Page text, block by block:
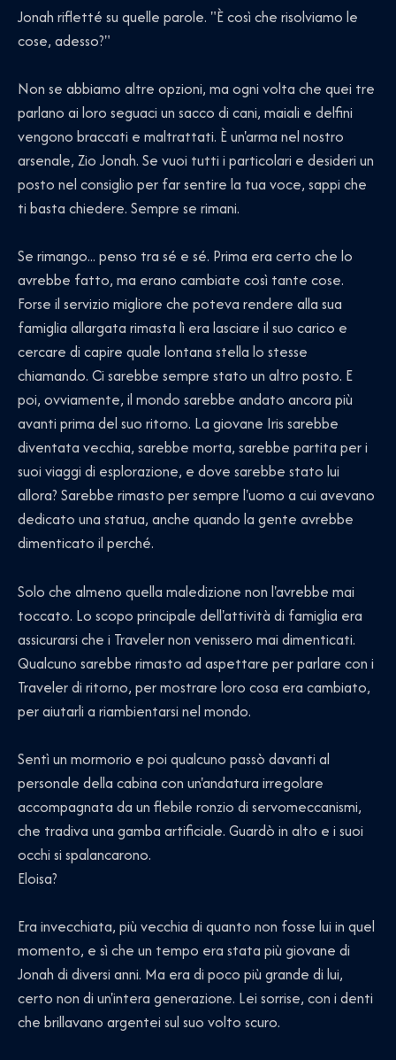
Jonah rifletté su quelle parole. "È così che risolviamo le
cose, adesso?"
Non se abbiamo altre opzioni, ma ogni volta che quei tre
parlano ai loro seguaci un sacco di cani, maiali e delfini
vengono braccati e maltrattati. È un'arma nel nostro
arsenale, Zio Jonah. Se vuoi tutti i particolari e desideri un
posto nel consiglio per far sentire la tua voce, sappi che
ti basta chiedere. Sempre se rimani.
Se rimango... penso tra sé e sé. Prima era certo che lo
avrebbe fatto, ma erano cambiate così tante cose.
Forse il servizio migliore che poteva rendere alla sua
famiglia allargata rimasta lì era lasciare il suo carico e
cercare di capire quale lontana stella lo stesse
chiamando. Ci sarebbe sempre stato un altro posto. E
poi, ovviamente, il mondo sarebbe andato ancora più
avanti prima del suo ritorno. La giovane Iris sarebbe
diventata vecchia, sarebbe morta, sarebbe partita per i
suoi viaggi di esplorazione, e dove sarebbe stato lui
allora? Sarebbe rimasto per sempre l'uomo a cui avevano
dedicato una statua, anche quando la gente avrebbe
dimenticato il perché.
Solo che almeno quella maledizione non l'avrebbe mai
toccato. Lo scopo principale dell'attività di famiglia era
assicurarsi che i Traveler non venissero mai dimenticati.
Qualcuno sarebbe rimasto ad aspettare per parlare con i
Traveler di ritorno, per mostrare loro cosa era cambiato,
per aiutarli a riambientarsi nel mondo.
Sentì un mormorio e poi qualcuno passò davanti al
personale della cabina con un'andatura irregolare
accompagnata da un flebile ronzio di servomeccanismi,
che tradiva una gamba artificiale. Guardò in alto e i suoi
occhi si spalancarono.
Eloisa?
Era invecchiata, più vecchia di quanto non fosse lui in quel
momento, e sì che un tempo era stata più giovane di
Jonah di diversi anni. Ma era di poco più grande di lui,
certo non di un'intera generazione. Lei sorrise, con i denti
che brillavano argentei sul suo volto scuro.